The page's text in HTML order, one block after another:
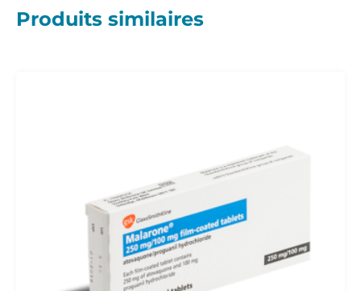
Produits similaires